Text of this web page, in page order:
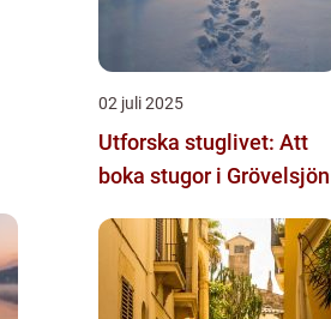
02 juli 2025
Utforska stuglivet: Att
boka stugor i Grövelsjön